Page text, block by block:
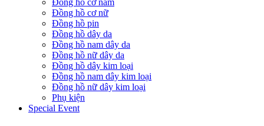
Đồng hồ cơ nam
Đồng hồ cơ nữ
Đồng hồ pin
Đồng hồ dây da
Đồng hồ nam dây da
Đồng hồ nữ dây da
Đồng hồ dây kim loại
Đồng hồ nam dây kim loại
Đồng hồ nữ dây kim loại
Phụ kiện
Special Event